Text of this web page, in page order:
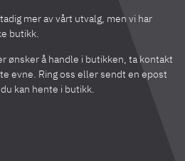
mer av vårt utvalg, men vi har
butikk.
ønsker å handle i butikken, ta kontakt
evne. Ring oss eller sendt en epost
kan hente i butikk.